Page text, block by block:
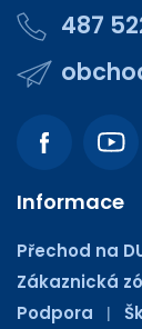
487
Informace
Přechod na
Zákaznická
Podpora
|